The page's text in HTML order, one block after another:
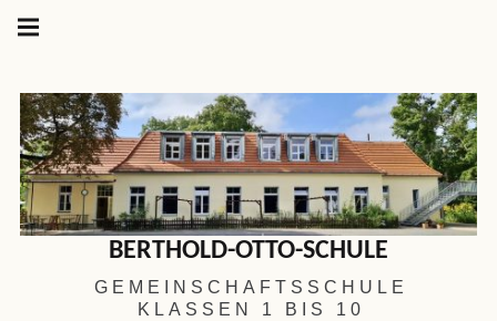
Springe
zum
BERTHOLD-OTTO-SCHULE
GEMEINSCHAFTSSCHULE
KLASSEN 1 BIS 10